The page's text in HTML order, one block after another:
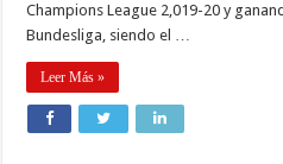
Champions League 2,019-20 y
Bundesliga, siendo el …
Leer Más »